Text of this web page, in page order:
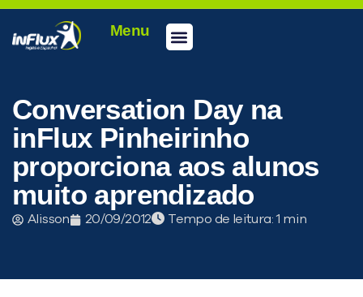
Menu
Conversation Day na
inFlux Pinheirinho
proporciona aos alunos
muito aprendizado
Alisson 20/09/2012 Tempo de leitura: